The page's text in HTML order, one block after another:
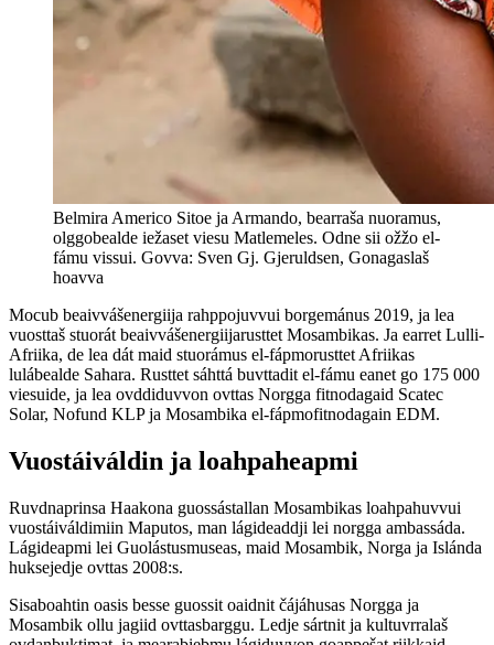
Belmira Americo Sitoe ja Armando, bearraša nuoramus,
olggobealde iežaset viesu Matlemeles. Odne sii ožžo el-
fámu vissui. Govva: Sven Gj. Gjeruldsen, Gonagaslaš
hoavva
Mocub beaivvášenergiija rahppojuvvui borgemánus 2019, ja lea
vuosttaš stuorát beaivvášenergiijarusttet Mosambikas. Ja earret Lulli-
Afriika, de lea dát maid stuorámus el-fápmorusttet Afriikas
lulábealde Sahara. Rusttet sáhttá buvttadit el-fámu eanet go 175 000
viesuide, ja lea ovddiduvvon ovttas Norgga fitnodagaid Scatec
Solar, Nofund KLP ja Mosambika el-fápmofitnodagain EDM.
Vuostáiváldin ja loahpaheapmi
Ruvdnaprinsa Haakona guossástallan Mosambikas loahpahuvvui
vuostáiváldimiin Maputos, man lágideaddji lei norgga ambassáda.
Lágideapmi lei Guolástusmuseas, maid Mosambik, Norga ja Islánda
huksejedje ovttas 2008:s.
Sisaboahtin oasis besse guossit oaidnit čájáhusas Norgga ja
Mosambik ollu jagiid ovttasbarggu. Ledje sártnit ja kultuvrralaš